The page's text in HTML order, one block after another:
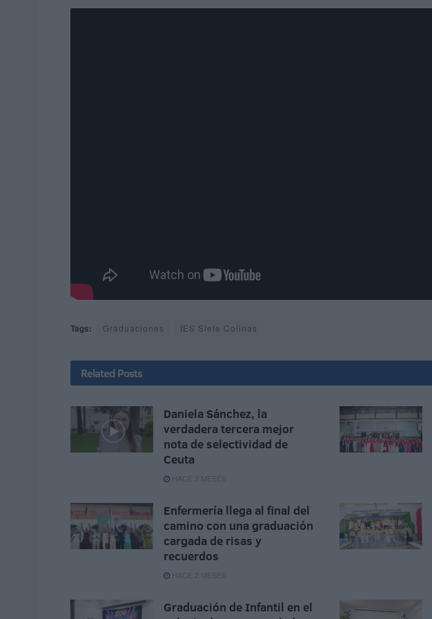
Tags: Graduaciones IES Siete Colinas
Related Posts
Daniela Sánchez, la
verdadera tercera mejor
nota de selectividad de
Ceuta
HACE 2 MESES
Enfermería llega al final del
camino con una graduación
cargada de risas y
recuerdos
HACE 2 MESES
Graduación de Infantil en el